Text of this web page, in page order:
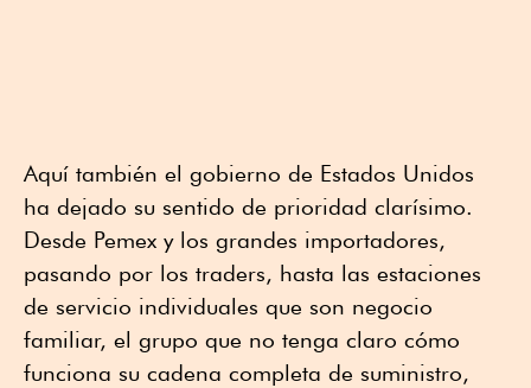
Aquí también el gobierno de Estados Unidos
ha dejado su sentido de prioridad clarísimo.
Desde Pemex y los grandes importadores,
pasando por los traders, hasta las estaciones
de servicio individuales que son negocio
familiar, el grupo que no tenga claro cómo
funciona su cadena completa de suministro,